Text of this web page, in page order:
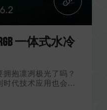
ARGB 一体式水冷
抱凛冽极光了吗？
时代技术应用也会...